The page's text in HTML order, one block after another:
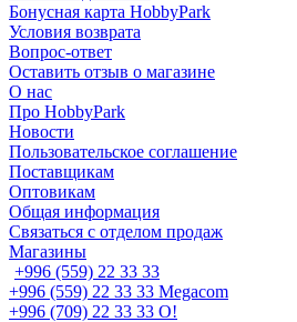
Бонусная карта HobbyPark
Условия возврата
Вопрос-ответ
Оставить отзыв о магазине
О нас
Про HobbyPark
Новости
Пользовательское соглашение
Поставщикам
Оптовикам
Общая информация
Связаться с отделом продаж
Магазины
+996 (559) 22 33 33
+996 (559) 22 33 33 Megacom
+996 (709) 22 33 33 O!